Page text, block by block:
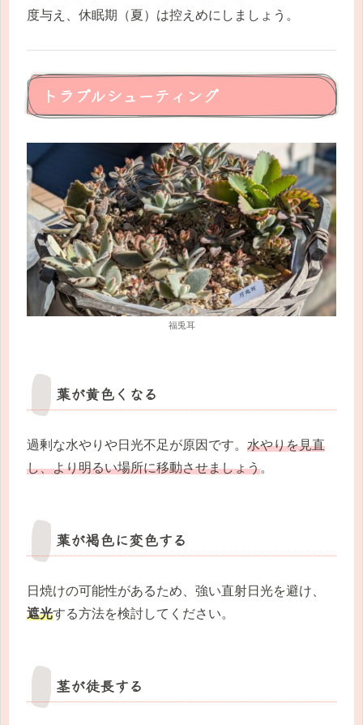
度与え、休眠期（夏）は控えめにしましょう。
トラブルシューティング
福兎耳
葉が黄色くなる
過剰な水やりや日光不足が原因です。 水やりを見直
し、より明るい場所に移動させましょう。
葉が褐色に変色する
日焼けの可能性があるため、強い直射日光を避け、
遮光する方法を検討してください。
茎が徒長する